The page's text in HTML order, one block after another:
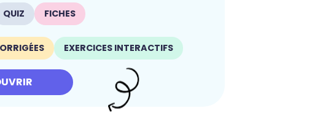
QUIZ FICHES
EXERCICES INTERACTIFS